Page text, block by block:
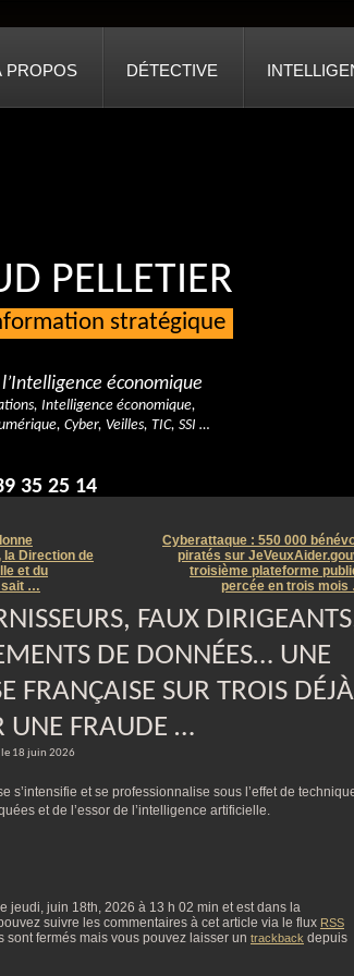
PROPOS DÉTECTIVE
PELLETIER
stratégique
économique
Intelligence économique,
Cyber, Veilles, TIC, SSI …
35 25 14
la Direction de
et du
sait …
Cyberattaque : 550 000
piratés sur
troisième plateforme
percée en trois mois
FAUX
DE DONNÉES… UNE
FRANÇAISE SUR TROIS DÉJÀ
UNE FRAUDE …
le 18 juin 2026
s’intensifie et se professionnalise sous l’effet de
et de l’essor de l’intelligence artificielle.
jeudi, juin 18th, 2026 à 13 h 02 min et est dans la
suivre les commentaires à cet article via le flux RSS
sont fermés mais vous pouvez laisser un trackback depuis